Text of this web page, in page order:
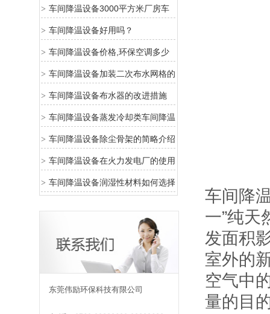
准
> 车间降温设备3000平方米厂房车
间降温需要安装多少台环保空调
> 车间降温设备好用吗？
> 车间降温设备价格,环保空调多少
钱一台最新报价
> 车间降温设备加装二次布水网格的
好处
> 车间降温设备布水器的改进措施
> 车间降温设备蒸发冷却类车间降温
设备优点
> 车间降温设备除尘骨架的简略介绍
> 车间降温设备在火力发电厂的使用
> 车间降温设备润湿性材料如何选择
东莞伟励环保科技有限公司
车间降
一”纯天
发面积
室外的
空气中
量的目